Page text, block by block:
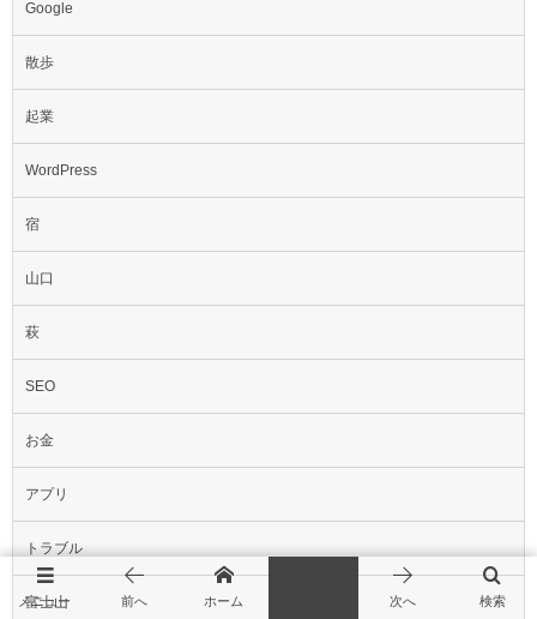
Google
散歩
起業
WordPress
宿
山口
萩
SEO
お金
アプリ
トラブル
富士山
メニュー 検索
前へ ホーム 次へ